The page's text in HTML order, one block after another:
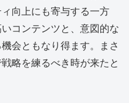
向上にも寄与する一方
コンテンツと、意図的な
会ともなり得ます。まさ
略を練るべき時が来たと